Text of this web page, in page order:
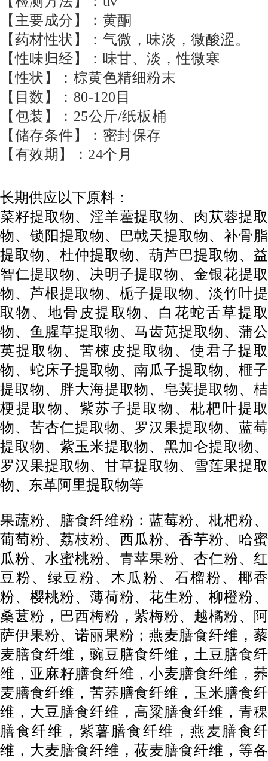
【主要成分】：黄酮
【药材性状】：气微，味淡，微酸涩。
【性味归经】：味甘、淡，性微寒
【性状】：棕黄色精细粉末
【目数】：80-120目
【包装】：25公斤/纸板桶
【储存条件】：密封保存
【有效期】：24个月
长期供应以下原料：
菜籽提取物、淫羊藿提取物、肉苁蓉提取
物、锁阳提取物、巴戟天提取物、补骨脂
提取物、杜仲提取物、葫芦巴提取物、益
智仁提取物、决明子提取物、金银花提取
物、芦根提取物、栀子提取物、淡竹叶提
取物、地骨皮提取物、白花蛇舌草提取
物、鱼腥草提取物、马齿苋提取物、蒲公
英提取物、苦楝皮提取物、使君子提取
物、蛇床子提取物、南瓜子提取物、榧子
提取物、胖大海提取物、皂荚提取物、桔
梗提取物、紫苏子提取物、枇杷叶提取
物、苦杏仁提取物、罗汉果提取物、蓝莓
提取物、紫玉米提取物、黑加仑提取物、
罗汉果提取物、甘草提取物、雪莲果提取
物、东革阿里提取物等
果蔬粉、膳食纤维粉：蓝莓粉、枇杷粉、
葡萄粉、荔枝粉、西瓜粉、香芋粉、哈蜜
瓜粉、水蜜桃粉、青苹果粉、杏仁粉、红
豆粉、绿豆粉、木瓜粉、石榴粉、椰香
粉、樱桃粉、薄荷粉、花生粉、柳橙粉、
桑葚粉，巴西梅粉，紫梅粉、越橘粉、阿
萨伊果粉、诺丽果粉；燕麦膳食纤维，藜
麦膳食纤维，豌豆膳食纤维，土豆膳食纤
维，亚麻籽膳食纤维，小麦膳食纤维，荞
麦膳食纤维，苦荞膳食纤维，玉米膳食纤
维，大豆膳食纤维，高粱膳食纤维，青稞
膳食纤维，紫薯膳食纤维，燕麦膳食纤
维，大麦膳食纤维，莜麦膳食纤维，等各